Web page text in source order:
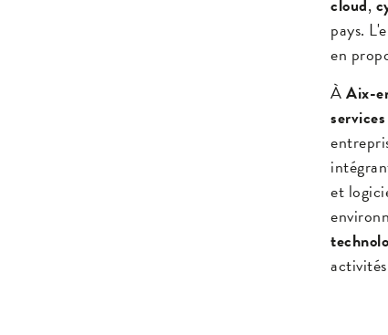
cloud,
pays.
en
ÀAix-
et